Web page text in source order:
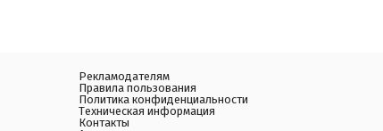
Рекламодателям
Правила пользования
Политика конфиденциальности
Техническая информация
Контакты